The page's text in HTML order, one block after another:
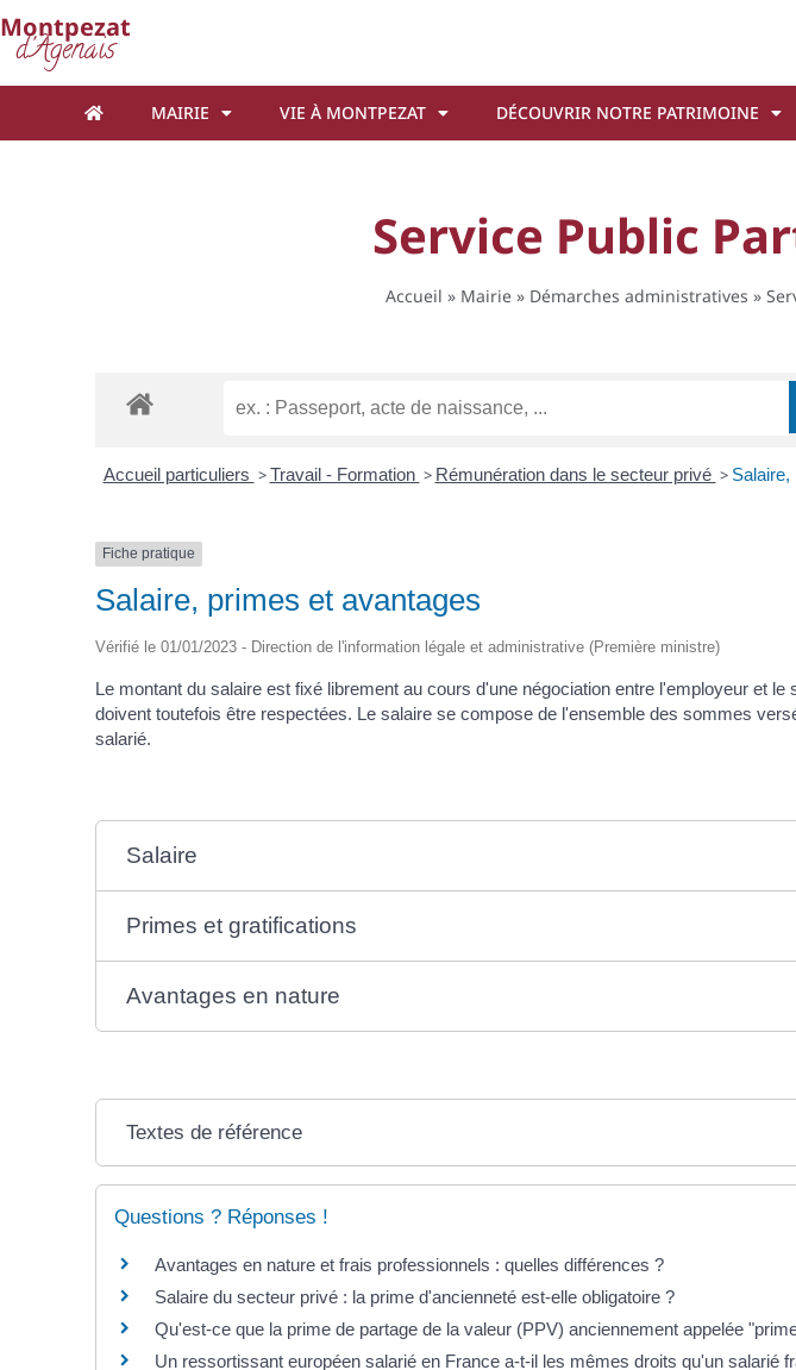
Montpezat
d'Agenais
MAIRIE VIE À MONTPEZAT DÉCOUVRIR NOTRE PATRIMOINE
Service Public
Accueil » Mairie» Démarches administratives »
Accueil particuliers > Travail - Formation > Rémunération dans le secteur privé > Salaire,
Fiche pratique
Salaire, primes et avantages
Vérifié le 01/01/2023 - Direction de l'information légale et administrative (Première ministre)
Le montant du salaire est fixé librement au cours d'une négociation entre l'employeur et
doivent toutefois être respectées. Le salaire se compose de l'ensemble des sommes
salarié.
Salaire
Primes et gratifications
Avantages en nature
Textes de référence
Questions ? Réponses !
Avantages en nature et frais professionnels : quelles différences ?
Salaire du secteur privé : la prime d'ancienneté est-elle obligatoire ?
Qu'est-ce que la prime de partage de la valeur (PPV) anciennement appelée
Un ressortissant européen salarié en France a-t-il les mêmes droits qu'un salarié
Cookies management panel